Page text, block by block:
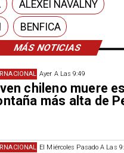
MÁS NOTICIAS
Ayer A Las 9:49
chileno muere
más alta de
El Miércoles Pasado A Las
ALEXEI NAVALNY
BENFICA